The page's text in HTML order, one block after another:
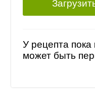
У рецепта
может быть